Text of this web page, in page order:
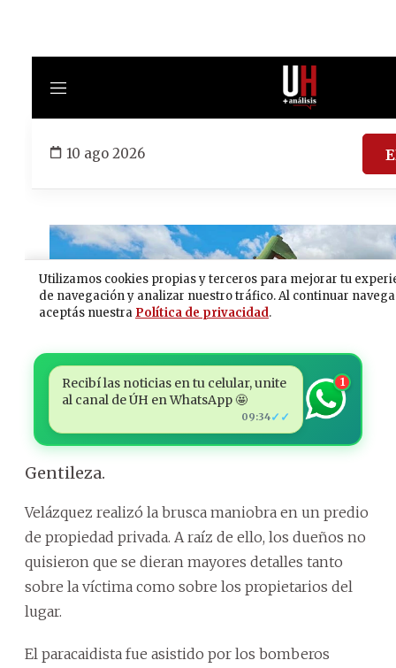
Recibí las noticias en tu celular, unite
al canal de ÚH en WhatsApp 🤩
09:34✓✓
1
Gentileza.
Velázquez realizó la brusca maniobra en un predio
de propiedad privada. A raíz de ello, los dueños no
quisieron que se dieran mayores detalles tanto
sobre la víctima como sobre los propietarios del
lugar.
El paracaidista fue asistido por los bomberos